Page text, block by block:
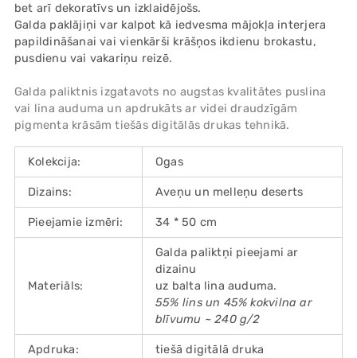
bet arī dekoratīvs un izklaidējošs.
Galda paklājiņi var kalpot kā iedvesma mājokļa interjera
papildināšanai vai vienkārši krāšņos ikdienu brokastu,
pusdienu vai vakariņu reizē.
Galda paliktnis izgatavots no augstas kvalitātes puslina
vai lina auduma un apdrukāts ar videi draudzīgām
pigmenta krāsām tiešās digitālās drukas tehnikā.
Kolekcija: Ogas
Dizains: Aveņu un melleņu deserts
Pieejamie izmēri: 34 * 50 cm
Materiāls:
Galda paliktņi pieejami ar
dizainu
uz balta lina auduma.
55% lins un 45% kokvilna ar
blīvumu ~ 240 g/2
Apdruka: tiešā digitālā druka